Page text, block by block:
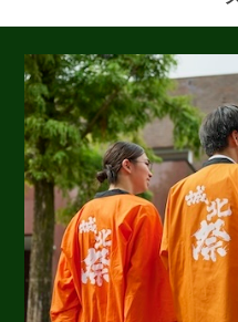
最
城北中学校
ブックマークした学校
ブックマークした学校はあ